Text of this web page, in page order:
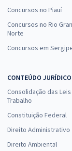
Concursos no Piauí
Concursos no Rio
Norte
Concursos em
CONTEÚDO JURÍDICO
Consolidação das
Trabalho
Constituição Federal
Direito Administrativo
Direito Ambiental